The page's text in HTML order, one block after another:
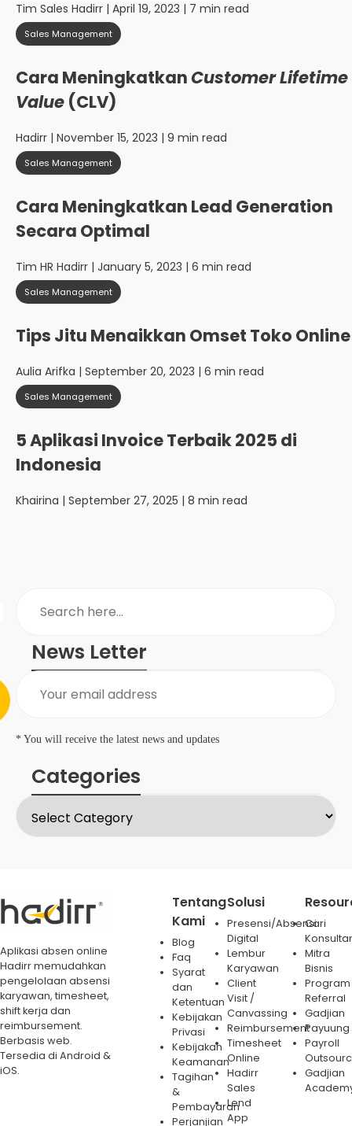
Tim Sales Hadirr | April 19, 2023 | 7 min read
Sales Management
Cara MeningkatkanCustomer Lifetime
Value (CLV)
Hadirr | November 15, 2023 | 9 min read
Sales Management
Cara Meningkatkan Lead Generation
Secara Optimal
Tim HR Hadirr | January 5, 2023 | 6 min read
Sales Management
Tips Jitu Menaikkan Omset Toko Online
Aulia Arifka | September 20, 2023 | 6 min read
Sales Management
5 Aplikasi Invoice Terbaik 2025 di
Indonesia
Khairina | September 27, 2025 | 8 min read
News Letter
* You will receive the latest news and updates
Categories
Aplikasi absen online
Hadirr memudahkan
pengelolaan absensi
karyawan, timesheet,
shift kerja dan
reimbursement.
Berbasis web.
Tersedia di Android &
iOS.
Tentang
Kami
Blog
Faq
Syarat
dan
Ketentuan
Kebijakan
Privasi
Kebijakan
Keamanan
Tagihan
&
Pembayaran
Perjanjian
Solusi
Presensi/Absensi
Digital
Lembur
Karyawan
Client
Visit /
Canvassing
Reimbursement
Timesheet
Online
Hadirr
Sales
Lend
App
Cari
Mitra
Bisnis
Program
Referral
Gadjian
Payuung
Payroll
Gadjian